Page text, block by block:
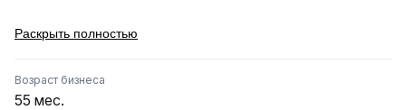
Об объекте:
•Город:Электроугли
•Персонал:2 квалифицированных сотрудника
•Статус:
Раскрыть полностью
Возраст бизнеса
55 мес.